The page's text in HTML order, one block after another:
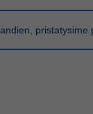
pristatysime